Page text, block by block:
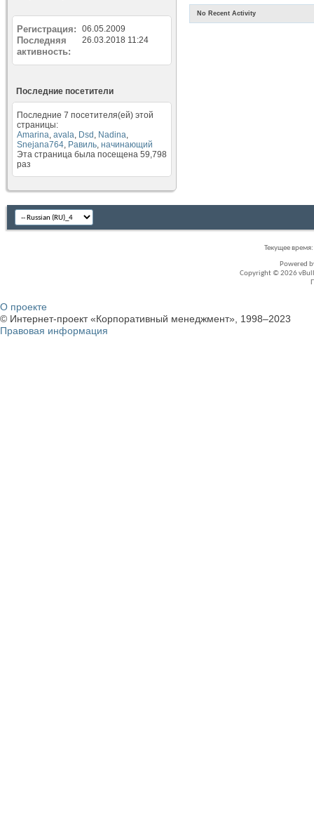
Регистрация 06.05.2009
Последняя
активность
26.03.2018 11:24
Последние посетители
Последние 7 посетителя(ей) этой
страницы:
Amarina, avala, Dsd , Nadina,
Snejana764, Равиль, начинающий
Эта страница была посещена 59,798
раз
No Recent Activity
Текущее время:
Powered
Copyright © 2026
О проекте
© Интернет-проект «Корпоративный менеджмент», 1998–2023
Правовая информация